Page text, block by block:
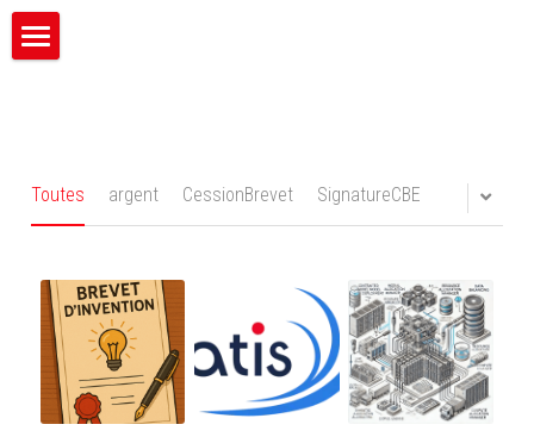
Valeurs
International
Langues
Contact
Toutes argent CessionBrevet SignatureCBE